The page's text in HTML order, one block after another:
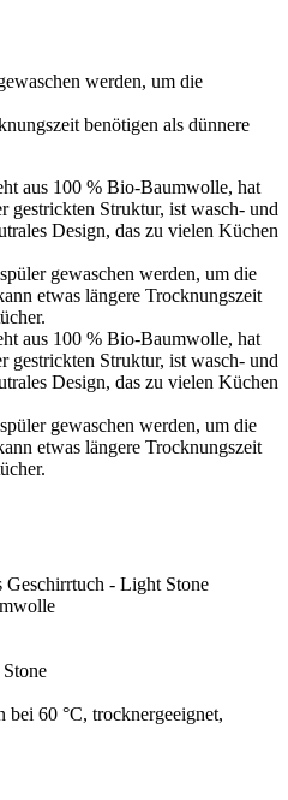
werden, um die
benötigen als dünnere
aus 100 % Bio-Baumwolle, hat
gestrickten Struktur, ist wasch- und
Design, das zu vielen Küchen
gewaschen werden, um die
etwas längere Trocknungszeit
aus 100 % Bio-Baumwolle, hat
gestrickten Struktur, ist wasch- und
Design, das zu vielen Küchen
gewaschen werden, um die
etwas längere Trocknungszeit
Geschirrtuch - Light Stone
bei 60 °C, trocknergeeignet,